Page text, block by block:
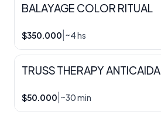
BALAYAGE COLOR RITUAL
$350.000 ~4 hs
TRUSS THERAPY ANTICAIDA
$50.000 ~30 min